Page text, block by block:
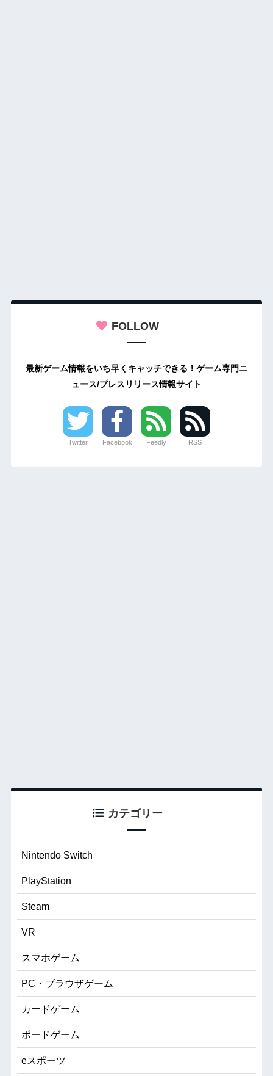
FOLLOW
最新ゲーム情報をいち早くキャッチできる！ゲーム専門ニ
ュース/プレスリリース情報サイト
Twitter Facebook Feedly RSS
カテゴリー
Nintendo Switch
PlayStation
Steam
VR
スマホゲーム
PC・ブラウザゲーム
カードゲーム
ボードゲーム
eスポーツ